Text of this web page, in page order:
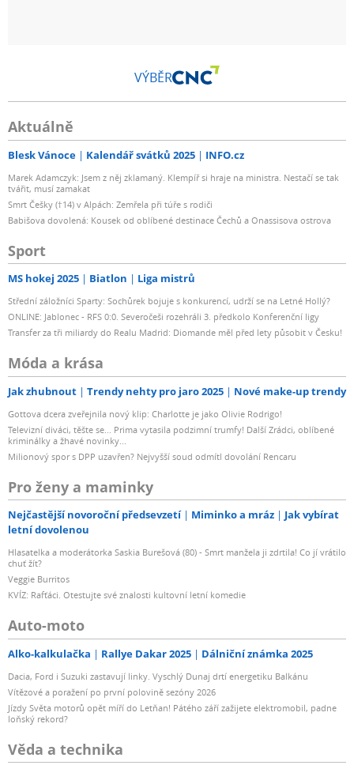
VÝBĚR
Aktuálně
Blesk Vánoce Kalendář svátků 2025 INFO.cz
Marek Adamczyk: Jsem z něj zklamaný. Klempíř si hraje na ministra. Nestačí se tak
tvářit, musí zamakat
Smrt Češky (†14) v Alpách: Zemřela při túře s rodiči
Babišova dovolená: Kousek od oblíbené destinace Čechů a Onassisova ostrova
Sport
MS hokej 2025 Biatlon Liga mistrů
Střední záložníci Sparty: Sochůrek bojuje s konkurencí, udrží se na Letné Hollý?
ONLINE: Jablonec - RFS 0:0. Severočeši rozehráli 3. předkolo Konferenční ligy
Transfer za tři miliardy do Realu Madrid: Diomande měl před lety působit v Česku!
Móda a krása
Jak zhubnout Trendy nehty pro jaro 2025 Nové make-up trendy
Gottova dcera zveřejnila nový klip: Charlotte je jako Olivie Rodrigo!
Televizní diváci, těšte se... Prima vytasila podzimní trumfy! Další Zrádci, oblíbené
kriminálky a žhavé novinky...
Milionový spor s DPP uzavřen? Nejvyšší soud odmítl dovolání Rencaru
Pro ženy a maminky
Nejčastější novoroční předsevzetí Miminko a mráz
Jak vybírat
letní dovolenou
Hlasatelka a moderátorka Saskia Burešová (80) - Smrt manžela ji zdrtila! Co jí vrátilo
chuť žít?
Veggie Burritos
KVÍZ: Rafťáci. Otestujte své znalosti kultovní letní komedie
Auto-moto
Alko-kalkulačka Rallye Dakar 2025 Dálniční známka 2025
Dacia, Ford i Suzuki zastavují linky. Vyschlý Dunaj drtí energetiku Balkánu
Vítězové a poražení po první polovině sezóny 2026
Jízdy Světa motorů opět míří do Letňan! Pátého září zažijete elektromobil, padne
loňský rekord?
Věda a technika